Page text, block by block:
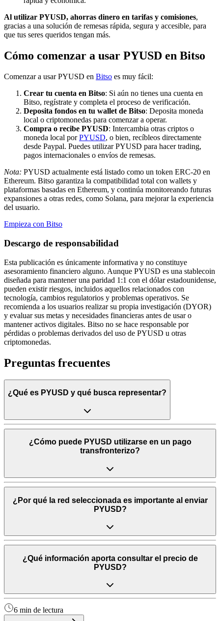
Al utilizar PYUSD, ahorras dinero en tarifas y comisiones,
gracias a una solución de remesas rápida, segura y accesible, para
que tus seres queridos tengan más.
Cómo comenzar a usar PYUSD en Bitso
Comenzar a usar PYUSD en Bitso es muy fácil:
Crear tu cuenta en Bitso: Si aún no tienes una cuenta en
Bitso, regístrate y completa el proceso de verificación.
Deposita fondos en tu wallet de Bitso: Deposita moneda
local o criptomonedas para comenzar a operar.
Compra o recibe PYUSD: Intercambia otras criptos o
moneda local porPYUSD, o bien, recíbleos directamente
desde Paypal. Puedes utilizar PYUSD para hacer trading,
pagos internacionales o envíos de remesas.
Nota: PYUSD actualmente está listado como un token ERC-20 en
Ethereum. Bitso garantiza la compatibilidad total con wallets y
plataformas basadas en Ethereum, y continúa monitoreando futuras
expansiones a otras redes, como Solana, para mejorar la experiencia
del usuario.
Empieza con Bitso
Descargo de responsabilidad
Esta publicación es únicamente informativa y no constituye
asesoramiento financiero alguno. Aunque PYUSD es una stablecoin
diseñada para mantener una paridad 1:1 con el dólar estadounidense,
pueden existir riesgos, incluidos aquellos relacionados con
tecnología, cambios regulatorios y problemas operativos. Se
recomienda a los usuarios realizar su propia investigación (DYOR)
y evaluar sus metas y necesidades financieras antes de usar o
mantener activos digitales. Bitso no se hace responsable por
pérdidas o problemas derivados del uso de PYUSD u otras
criptomonedas.
Preguntas frecuentes
¿Qué es PYUSD y qué busca representar?
¿Cómo puede PYUSD utilizarse en un pago
transfronterizo?
¿Por qué la red seleccionada es importante al enviar
PYUSD?
¿Qué información aporta consultar el precio de
PYUSD?
6 min de lectura